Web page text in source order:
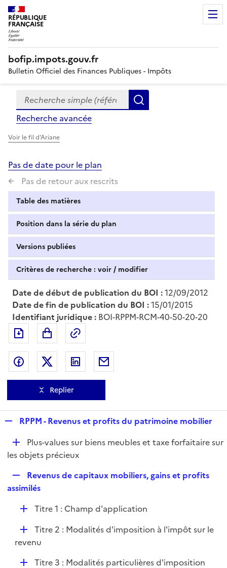
RÉPUBLIQUE
FRANÇAISE
bofip.impots.gouv.fr
Bulletin Officiel des Finances Publiques - Impôts
Formulaire
de
recherche
Recherche simple (références, mots clés, partie du
Recherche avancée
Voir le fil d'Ariane
Pas de date pour le plan
Pas de retour aux rescrits
Table des matières
Position dans la série du plan
Versions publiées
Critères de recherche : voir / modifier
Date de début de publication du BOI :12/09/2012
Date de fin de publication du BOI :15/01/2015
Identifiant juridique : BOI-RPPM-RCM-40-50-20-20
Exporter le document au format pdf
Partager sur Facebook
Partager sur Twitter
Partager sur LinkedIn
Replier
p
l
r
RPPM - Revenus et profits du patrimoine mobilier
D
é
i
e
r
Plus-values sur biens meubles et taxe forfaitaire sur
les objets précieux
e
l
i
e
r
Revenus de capitaux mobiliers, gains et profits
assimilés
D
l
Titre 1 : Champ d'application
D
é
Titre 2 : Modalités d'imposition à l'impôt sur le
revenu
DTitre 3 : Modalités particulières d'imposition